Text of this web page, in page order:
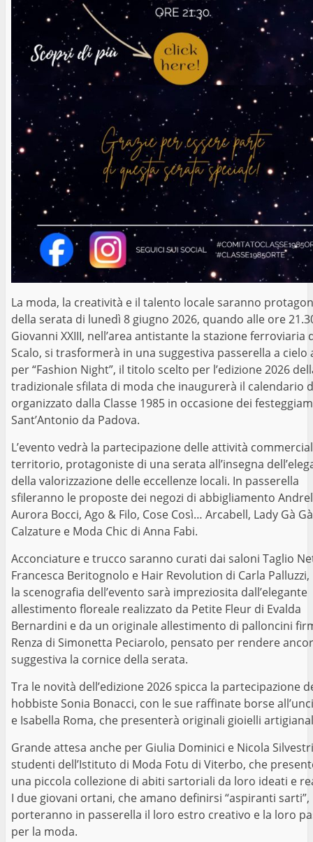
La moda, la creatività e il talento locale saranno
della serata di lunedì 8 giugno 2026, quando alle ore
Giovanni XXIII, nell’area antistante la stazione ferroviaria
Scalo, si trasformerà in una suggestiva passerella a cielo
per “Fashion Night”, il titolo scelto per l’edizione 2026
tradizionale sfilata di moda che inaugurerà il calendario
organizzato dalla Classe 1985 in occasione dei
Sant’Antonio da Padova.
L’evento vedrà la partecipazione delle attività
territorio, protagoniste di una serata all’insegna
della valorizzazione delle eccellenze locali. In passerella
sfileranno le proposte dei negozi di abbigliamento
Aurora Bocci, Ago & Filo, Cose Così… Arcabell, Lady Gà
Calzature e Moda Chic di Anna Fabi.
Acconciature e trucco saranno curati dai saloni Taglio
Francesca Beritognolo e Hair Revolution di Carla
la scenografia dell’evento sarà impreziosita dall’elegante
allestimento floreale realizzato da Petite Fleur di Evalda
Bernardini e da un originale allestimento di palloncini
Renza di Simonetta Peciarolo, pensato per rendere
suggestiva la cornice della serata.
Tra le novità dell’edizione 2026 spicca la partecipazione
hobbiste Sonia Bonacci, con le sue raffinate borse
e Isabella Roma, che presenterà originali gioielli
Grande attesa anche per Giulia Dominici e Nicola
studenti dell’Istituto di Moda Fotu di Viterbo, che
una piccola collezione di abiti sartoriali da loro ideati e
I due giovani ortani, che amano definirsi “aspiranti sarti”,
porteranno in passerella il loro estro creativo e la loro
per la moda.